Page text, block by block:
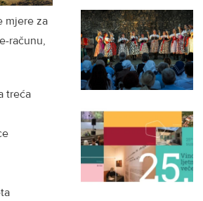
mjere za
računu,
treća